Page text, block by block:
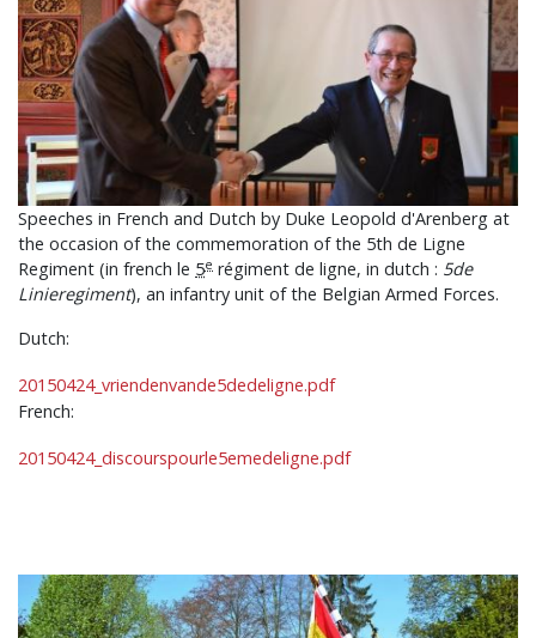
Speeches in French and Dutch by Duke Leopold d'Arenberg at
the occasion of the commemoration of the 5th de Ligne
Regiment (in french le 5e régiment de ligne, in dutch : 5de
Linieregiment), an infantry unit of the Belgian Armed Forces.
Dutch:
20150424_vriendenvande5dedeligne.pdf
French:
20150424_discourspourle5emedeligne.pdf
Afbeelding